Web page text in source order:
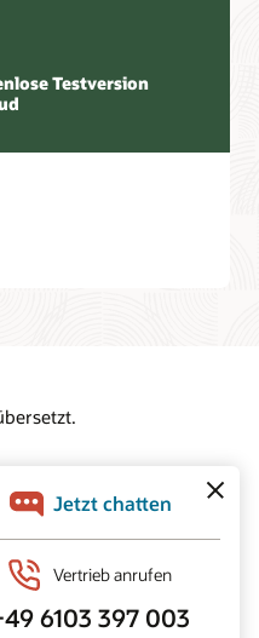
Testversion
und Datenschutz
Karriere
E-Mails abonnieren